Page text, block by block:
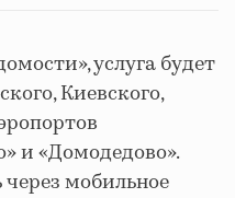
услуга будет
Киевского,
и «Домодедово».
мобильное